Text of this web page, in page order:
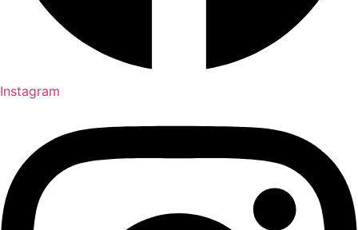
Instagram